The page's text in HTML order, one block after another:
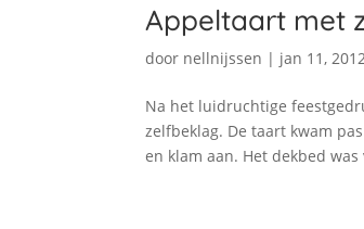
Appeltaart met
door nellnijssen | jan 11,
Na het luidruchtige
zelfbeklag. De taart kwam
en klam aan. Het dekbed was